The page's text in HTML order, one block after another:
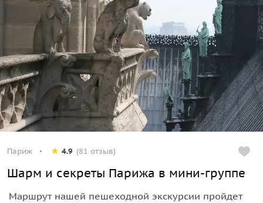
Париж 4.9 (81 отзыв)
Шарм и секреты Парижа в мини-группе
Маршрут нашей пешеходной экскурсии пройдет